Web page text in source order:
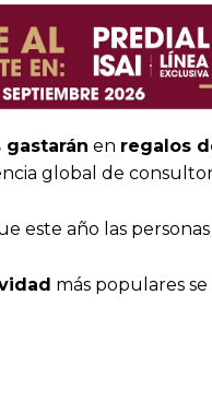
gastarán en regalos
global de
este año las personas
más populares